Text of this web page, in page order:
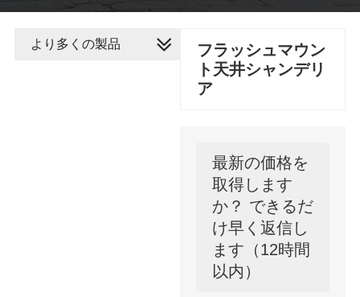
フラッシュマウン
ト天井シャンデリ
ア
最新の価格を
取得します
か？ できるだ
け早く返信し
ます（12時間
以内）
より多くの製品